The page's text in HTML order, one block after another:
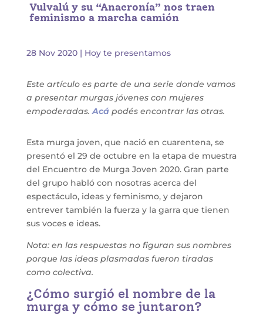
Vulvalú y su “Anacronía” nos traen
feminismo a marcha camión
28 Nov 2020| Hoy te presentamos
Este artículo es parte de una serie donde vamos
a presentar murgas jóvenes con mujeres
empoderadas.Acá podés encontrar las otras.
Esta murga joven, que nació en cuarentena, se
presentó el 29 de octubre en la etapa de muestra
del Encuentro de Murga Joven 2020. Gran parte
del grupo habló con nosotras acerca del
espectáculo, ideas y feminismo, y dejaron
entrever también la fuerza y la garra que tienen
sus voces e ideas.
Nota: en las respuestas no figuran sus nombres
porque las ideas plasmadas fueron tiradas
como colectiva.
¿Cómo surgió el nombre de la
murga y cómo se juntaron?